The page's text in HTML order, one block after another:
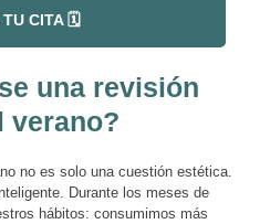
TU CITA 🗓️
una revisión
verano?
no es solo una cuestión estética.
Durante los meses de
hábitos: consumimos más